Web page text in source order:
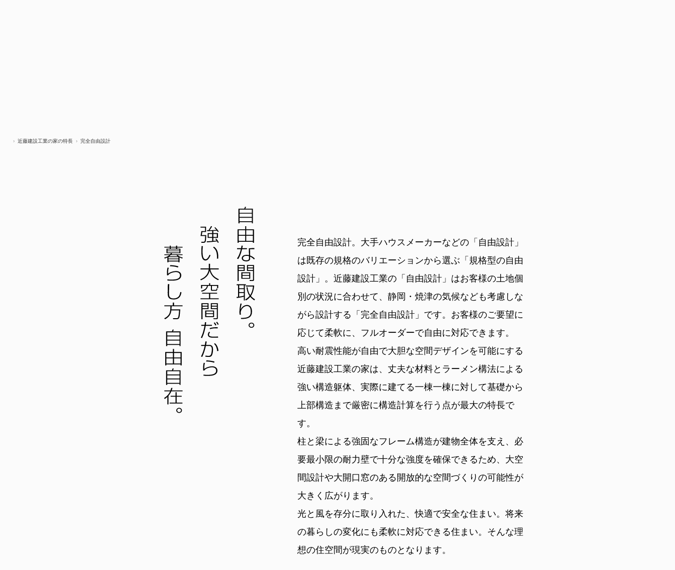
近藤建設工業の家の特長 完全自由設計
完全自由設計。大手ハウスメーカーなどの「自由設計」
は既存の規格のバリエーションから選ぶ「規格型の自由
設計」。近藤建設工業の「自由設計」はお客様の土地個
別の状況に合わせて、静岡・焼津の気候なども考慮しな
がら設計する「完全自由設計」です。お客様のご要望に
応じて柔軟に、フルオーダーで自由に対応できます。
高い耐震性能が自由で大胆な空間デザインを可能にする
近藤建設工業の家は、丈夫な材料とラーメン構法による
強い構造躯体、実際に建てる一棟一棟に対して基礎から
上部構造まで厳密に構造計算を行う点が最大の特長で
す。
柱と梁による強固なフレーム構造が建物全体を支え、必
要最小限の耐力壁で十分な強度を確保できるため、大空
間設計や大開口窓のある開放的な空間づくりの可能性が
大きく広がります。
光と風を存分に取り入れた、快適で安全な住まい。将来
の暮らしの変化にも柔軟に対応できる住まい。そんな理
想の住空間が現実のものとなります。